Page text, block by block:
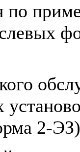
по
2-ЭЗ)